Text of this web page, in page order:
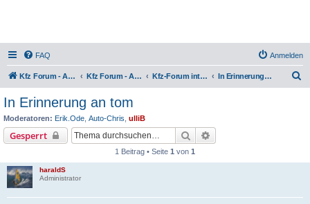
FAQ Anmelden
Kfz Forum - Auto, Motorrad und LKW Kfz Forum - Auto, Motorrad und LKW Kfz-Forum intern In Erinnerung an tom
In Erinnerung an tom
Moderatoren: Erik.Ode Auto-Chris ulliB
Gesperrt Suche
1 Beitrag • Seite 1 von 1
haraldS
Administrator